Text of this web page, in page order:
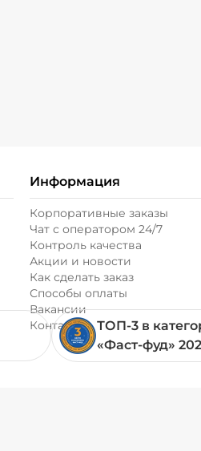
Информация
Корпоративные заказы
Чат с оператором 24/7
Контроль качества
Акции и новости
Как сделать заказ
Способы оплаты
Вакансии
Контакты
ТОП-3 в
«Фаст-фуд»